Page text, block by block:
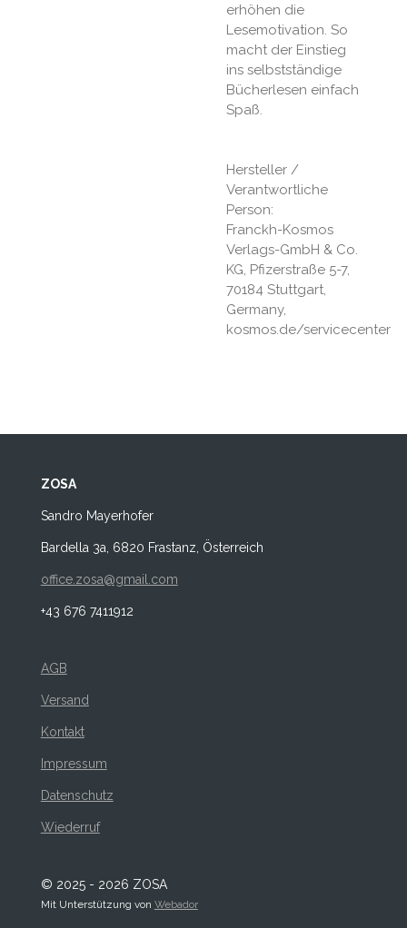
erhöhen die
Lesemotivation. So
macht der Einstieg
ins selbstständige
Bücherlesen einfach
Spaß.
Hersteller /
Verantwortliche
Person:
Franckh-Kosmos
Verlags-GmbH & Co.
KG, Pfizerstraße 5-7,
70184 Stuttgart,
Germany,
kosmos.de/servicecenter
ZOSA
Sandro Mayerhofer
Bardella 3a, 6820 Frastanz, Österreich
office.zosa@gmail.com
+43 676 7411912
AGB
Versand
Kontakt
Impressum
Datenschutz
Wiederruf
© 2025 - 2026 ZOSA
Mit Unterstützung von Webador